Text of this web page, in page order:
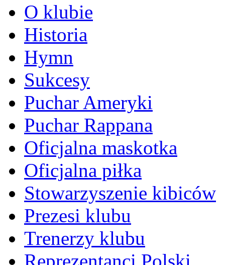
O klubie
Historia
Hymn
Sukcesy
Puchar Ameryki
Puchar Rappana
Oficjalna maskotka
Oficjalna piłka
Stowarzyszenie kibiców
Prezesi klubu
Trenerzy klubu
Reprezentanci Polski